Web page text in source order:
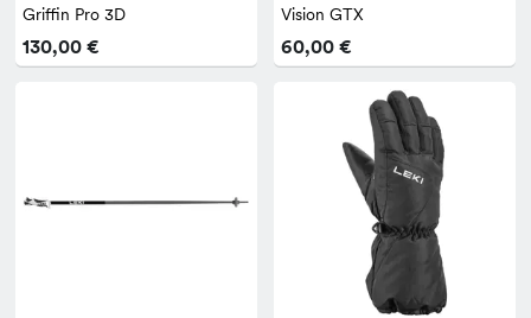
Griffin Pro 3D
130,00 €
Vision GTX
60,00 €